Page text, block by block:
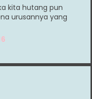
kita hutang pun
urusannya yang